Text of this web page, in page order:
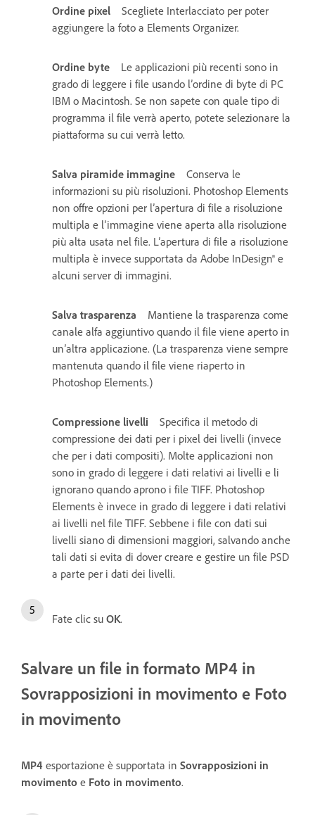
Ordine pixel
Scegliete Interlacciato per poter
aggiungere la foto a Elements Organizer.
Ordine byte
Le applicazioni più recenti sono in
grado di leggere i file usando l’ordine di byte di PC
IBM o Macintosh. Se non sapete con quale tipo di
programma il file verrà aperto, potete selezionare la
piattaforma su cui verrà letto.
Salva piramide immagine
Conserva le
informazioni su più risoluzioni. Photoshop Elements
non offre opzioni per l’apertura di file a risoluzione
multipla e l’immagine viene aperta alla risoluzione
più alta usata nel file. L’apertura di file a risoluzione
multipla è invece supportata da Adobe InDesign® e
alcuni server di immagini.
Salva trasparenza
Mantiene la trasparenza come
canale alfa aggiuntivo quando il file viene aperto in
un’altra applicazione. (La trasparenza viene sempre
mantenuta quando il file viene riaperto in
Photoshop Elements.)
Compressione livelli
Specifica il metodo di
compressione dei dati per i pixel dei livelli (invece
che per i dati compositi). Molte applicazioni non
sono in grado di leggere i dati relativi ai livelli e li
ignorano quando aprono i file TIFF. Photoshop
Elements è invece in grado di leggere i dati relativi
ai livelli nel file TIFF. Sebbene i file con dati sui
livelli siano di dimensioni maggiori, salvando anche
tali dati si evita di dover creare e gestire un file PSD
a parte per i dati dei livelli.
Fate clic su OK.
Salvare un file in formato MP4 in
Sovrapposizioni in movimento e Foto
in movimento
MP4 esportazione è supportata in Sovrapposizioni in
movimento e Foto in movimento.